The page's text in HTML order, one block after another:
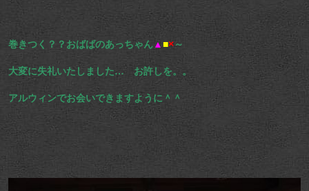
巻きつく？？おばばのあっちゃん▲■×～
大変に失礼いたしました… お許しを。。
アルウィンでお会いできますように＾＾